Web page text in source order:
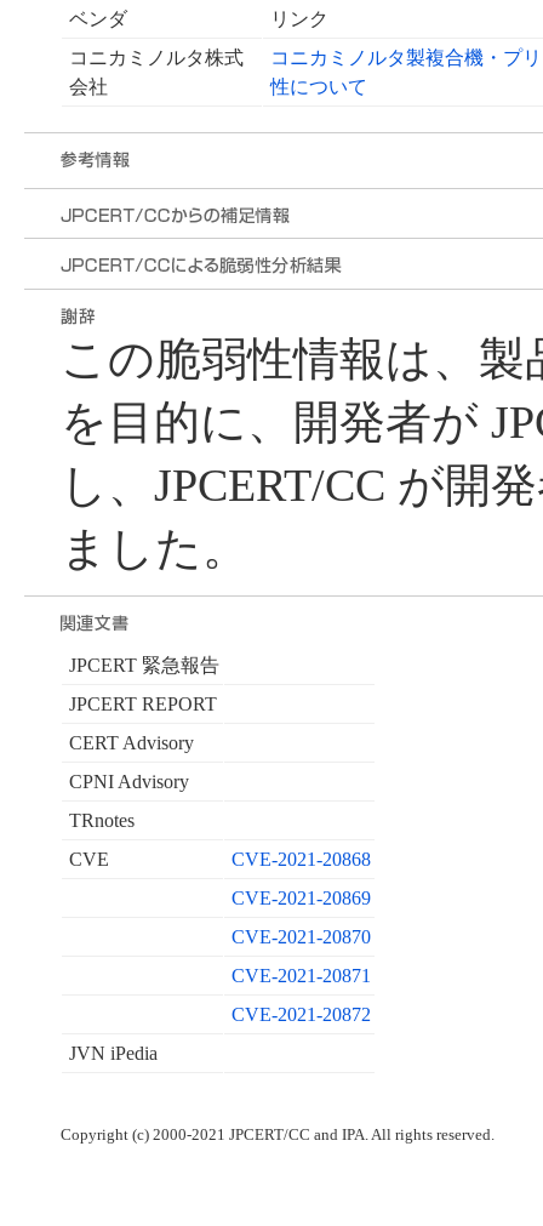
ベンダ
リンク
コニカミノルタ株式
会社
コニカミノルタ製複合機・プ
性について
この脆弱性情報は、
を目的に、開発者が
し、JPCERT/CC が開
ました。
JPCERT 緊急報告
JPCERT REPORT
CERT Advisory
CPNI Advisory
TRnotes
CVE
CVE-2021-20868
CVE-2021-20869
CVE-2021-20870
CVE-2021-20871
CVE-2021-20872
JVN iPedia
Copyright (c) 2000-2021 JPCERT/CC and IPA. All rights reserved.